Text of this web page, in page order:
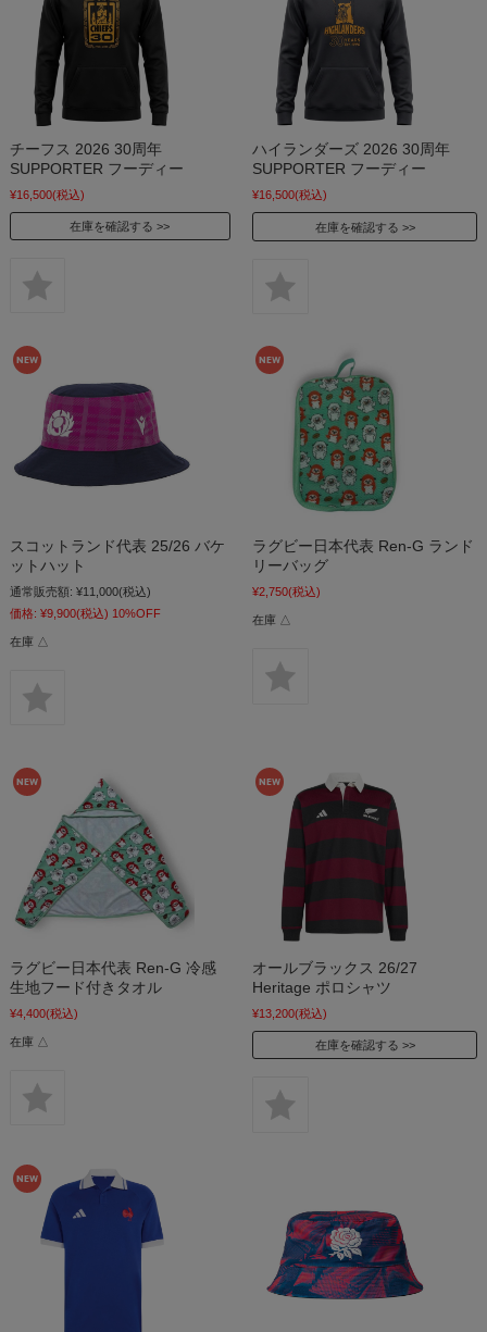
チーフス 2026 30周年
SUPPORTER フーディー
¥16,500(税込)
在庫を確認する
ハイランダーズ 2026 30周年
SUPPORTER フーディー
¥16,500(税込)
在庫を確認する
スコットランド代表 25/26 バケ
ットハット
通常販売額: ¥11,000(税込)
価格: ¥9,900(税込) 10%OFF
在庫 △
ラグビー日本代表 Ren-G ランド
リーバッグ
¥2,750(税込)
在庫 △
ラグビー日本代表 Ren-G 冷感
生地フード付きタオル
¥4,400(税込)
在庫 △
オールブラックス 26/27
Heritage ポロシャツ
¥13,200(税込)
在庫を確認する